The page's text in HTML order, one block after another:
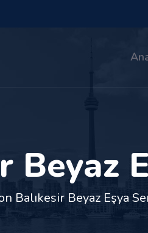
Beyaz
Balıkesir Beyaz Eşya